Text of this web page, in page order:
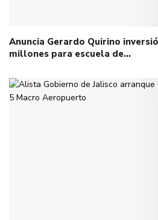
Anuncia Gerardo Quirino
millones para escuela de…